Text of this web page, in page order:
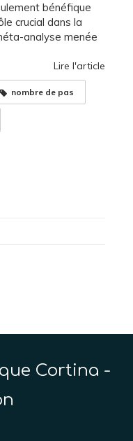
bénéfique
crucial dans la
analyse menée
Lire l'article
nombre de pas
Cortina -